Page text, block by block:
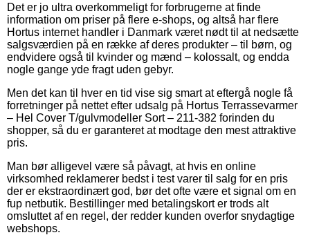
Det er jo ultra overkommeligt for forbrugerne at finde
information om priser på flere e-shops, og altså har flere
Hortus internet handler i Danmark været nødt til at nedsætte
salgsværdien på en række af deres produkter – til børn, og
endvidere også til kvinder og mænd – kolossalt, og endda
nogle gange yde fragt uden gebyr.
Men det kan til hver en tid vise sig smart at eftergå nogle få
forretninger på nettet efter udsalg på Hortus Terrassevarmer
– Hel Cover T/gulvmodeller Sort – 211-382 forinden du
shopper, så du er garanteret at modtage den mest attraktive
pris.
Man bør alligevel være så påvagt, at hvis en online
virksomhed reklamerer bedst i test varer til salg for en pris
der er ekstraordinært god, bør det ofte være et signal om en
fup netbutik. Bestillinger med betalingskort er trods alt
omsluttet af en regel, der redder kunden overfor snydagtige
webshops.